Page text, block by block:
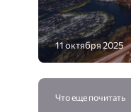
11 октября 2025
Что еще почитать